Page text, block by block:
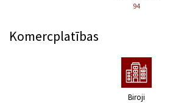
94
Komercplatības
Biroji